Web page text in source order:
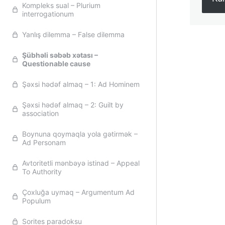
Kompleks sual – Plurium
interrogationum
Yanlış dilemma – False dilemma
Şübhəli səbəb xətası –
Questionable cause
Şəxsi hədəf almaq – 1: Ad Hominem
Şəxsi hədəf almaq – 2: Guilt by
association
Boynuna qoymaqla yola gətirmək –
Ad Personam
Avtoritetli mənbəyə istinad – Appeal
To Authority
Çoxluğa uymaq – Argumentum Ad
Populum
Sorites paradoksu